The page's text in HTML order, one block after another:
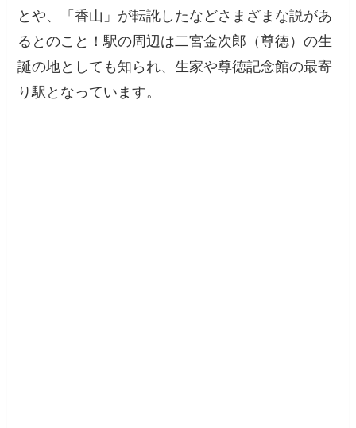
とや、「香山」が転訛したなどさまざまな説があ
るとのこと！駅の周辺は二宮金次郎（尊徳）の生
誕の地としても知られ、生家や尊徳記念館の最寄
り駅となっています。